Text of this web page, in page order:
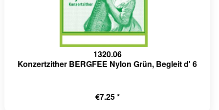
1320.06
Konzertzither BERGFEE Nylon Grün, Begleit d' 6
€7.25 *